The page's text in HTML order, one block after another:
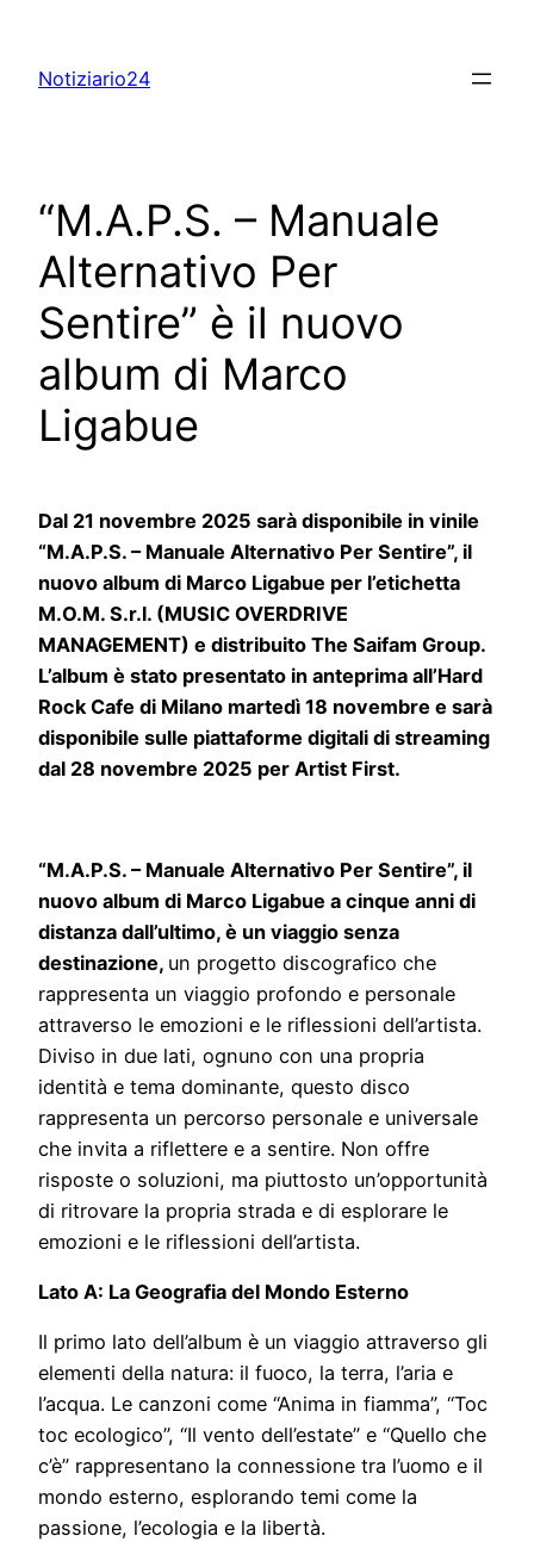
content
Notiziario24
“M.A.P.S. – Manuale
Alternativo Per
Sentire” è il nuovo
album di Marco
Ligabue
Dal 21 novembre 2025 sarà disponibile in vinile
“M.A.P.S. – Manuale Alternativo Per Sentire”, il
nuovo album di Marco Ligabue per l’etichetta
M.O.M. S.r.l. (MUSIC OVERDRIVE
MANAGEMENT) e distribuito The Saifam Group.
L’album è stato presentato in anteprima all’Hard
Rock Cafe di Milano martedì 18 novembre e sarà
disponibile sulle piattaforme digitali di streaming
dal 28 novembre 2025 per Artist First.
“M.A.P.S. – Manuale Alternativo Per Sentire”, il
nuovo album di Marco Ligabue a cinque anni di
distanza dall’ultimo, è un viaggio senza
destinazione, un progetto discografico che
rappresenta un viaggio profondo e personale
attraverso le emozioni e le riflessioni dell’artista.
Diviso in due lati, ognuno con una propria
identità e tema dominante, questo disco
rappresenta un percorso personale e universale
che invita a riflettere e a sentire. Non offre
risposte o soluzioni, ma piuttosto un’opportunità
di ritrovare la propria strada e di esplorare le
emozioni e le riflessioni dell’artista.
Lato A: La Geografia del Mondo Esterno
Il primo lato dell’album è un viaggio attraverso gli
elementi della natura: il fuoco, la terra, l’aria e
l’acqua. Le canzoni come “Anima in fiamma”, “Toc
toc ecologico”, “Il vento dell’estate” e “Quello che
c’è” rappresentano la connessione tra l’uomo e il
mondo esterno, esplorando temi come la
passione, l’ecologia e la libertà.